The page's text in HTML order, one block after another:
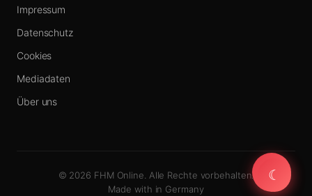
Impressum
Datenschutz
Cookies
Mediadaten
Über uns
© 2026 FHM Online. Alle Rechte vorbehalten.
Made with in Germany
☾
☾